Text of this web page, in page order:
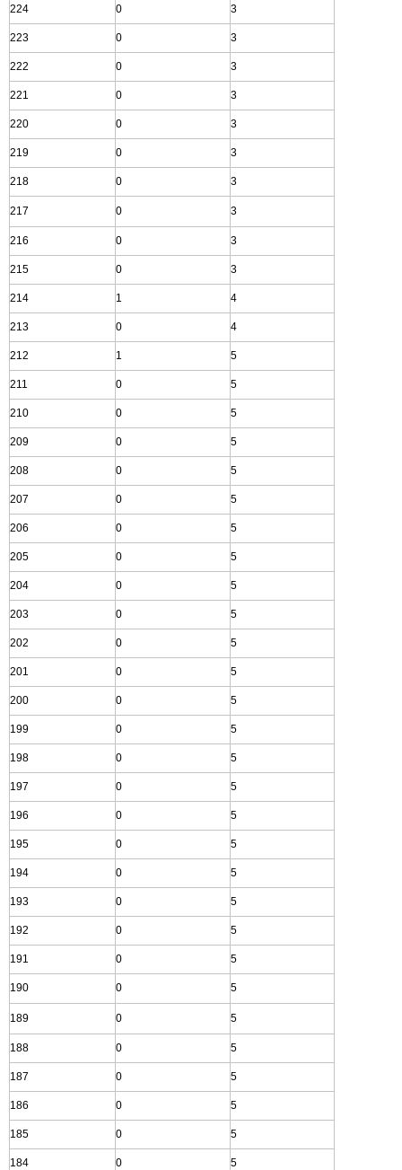
224 0 3
223 0 3
222 0 3
221 0 3
220 0 3
219 0 3
218 0 3
217 0 3
216 0 3
215 0 3
214 1 4
213 0 4
212 1 5
211 0 5
210 0 5
209 0 5
208 0 5
207 0 5
206 0 5
205 0 5
204 0 5
203 0 5
202 0 5
201 0 5
200 0 5
199 0 5
198 0 5
197 0 5
196 0 5
195 0 5
194 0 5
193 0 5
192 0 5
191 0 5
190 0 5
189 0 5
188 0 5
187 0 5
186 0 5
185 0 5
184 0 5